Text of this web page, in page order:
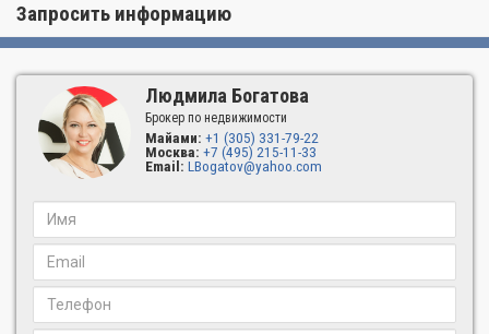
Запросить информацию
Людмила Богатова
Брокер по недвижимости
Майами: +1 (305) 331-79-22
Москва: +7 (495) 215-11-33
Email: LBogatov@yahoo.com